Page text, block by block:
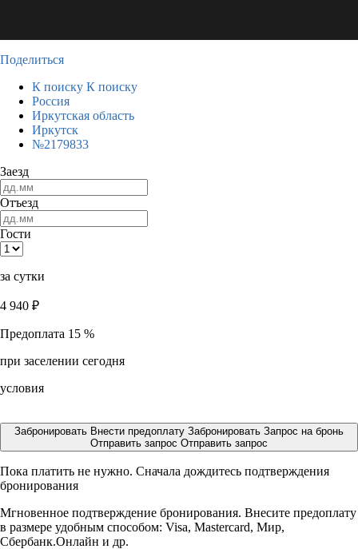
Поделиться
К поиску К поиску
Россия
Иркутская область
Иркутск
№2179833
Заезд
Отъезд
Гости
за сутки
4 940 ₽
Предоплата 15 %
при заселении сегодня
условия
Забронировать Внести предоплату Забронировать Запрос на бронь
Отправить запрос Отправить запрос
Пока платить не нужно. Сначала дождитесь подтверждения
бронирования
Мгновенное подтверждение бронирования. Внесите предоплату
в размере удобным способом: Visa, Mastercard, Мир,
Сбербанк.Онлайн и др.